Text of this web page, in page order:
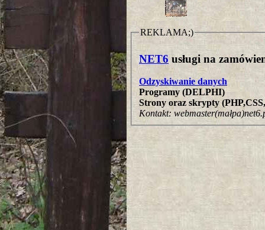
REKLAMA;)
NET6 usługi na
Odzyskiwanie danych
Programy (DELPHI)
Strony oraz skrypty
Kontakt: